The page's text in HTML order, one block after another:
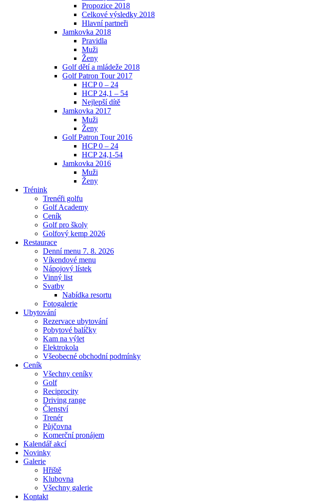
Propozice 2018
Celkové výsledky 2018
Hlavní partneři
Jamkovka 2018
Pravidla
Muži
Ženy
Golf dětí a mládeže 2018
Golf Patron Tour 2017
HCP 0 – 24
HCP 24,1 – 54
Nejlepší dítě
Jamkovka 2017
Muži
Ženy
Golf Patron Tour 2016
HCP 0 – 24
HCP 24,1-54
Jamkovka 2016
Muži
Ženy
Trénink
Trenéři golfu
Golf Academy
Ceník
Golf pro školy
Golfový kemp 2026
Restaurace
Denní menu 7. 8. 2026
Víkendové menu
Nápojový lístek
Vinný list
Svatby
Nabídka resortu
Fotogalerie
Ubytování
Rezervace ubytování
Pobytové balíčky
Kam na výlet
Elektrokola
Všeobecné obchodní podmínky
Ceník
Všechny ceníky
Golf
Reciprocity
Driving range
Členství
Trenér
Půjčovna
Komerční pronájem
Kalendář akcí
Novinky
Galerie
Hřiště
Klubovna
Všechny galerie
Kontakt